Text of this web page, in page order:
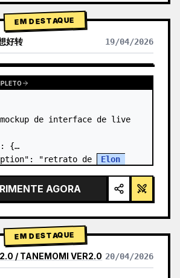
EM DESTAQUE
好转 19/04/2026
de interface de live
{
"retrato de
Elon
gráfico técnico esquemático
AGORA
EM DESTAQUE
/ TANEMOMI VER2.0 20/04/2026